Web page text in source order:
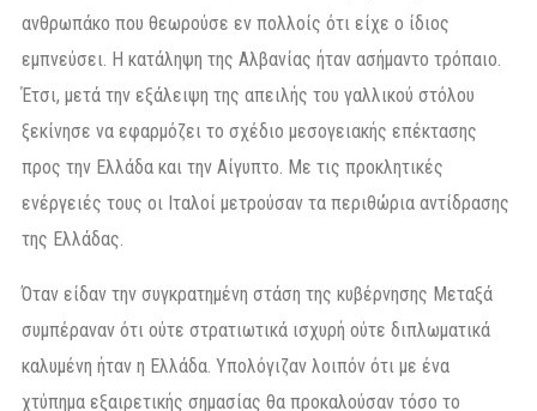
ανθρωπάκο που θεωρούσε εν πολλοίς ότι είχε ο ίδιος
εμπνεύσει. Η κατάληψη της Αλβανίας ήταν ασήμαντο τρόπαιο.
Έτσι, μετά την εξάλειψη της απειλής του γαλλικού στόλου
ξεκίνησε να εφαρμόζει το σχέδιο μεσογειακής επέκτασης
προς την Ελλάδα και την Αίγυπτο. Με τις προκλητικές
ενέργειές τους οι Ιταλοί μετρούσαν τα περιθώρια αντίδρασης
της Ελλάδας.
Όταν είδαν την συγκρατημένη στάση της κυβέρνησης Μεταξά
συμπέραναν ότι ούτε στρατιωτικά ισχυρή ούτε διπλωματικά
καλυμένη ήταν η Ελλάδα. Υπολόγιζαν λοιπόν ότι με ένα
χτύπημα εξαιρετικής σημασίας θα προκαλούσαν τόσο το